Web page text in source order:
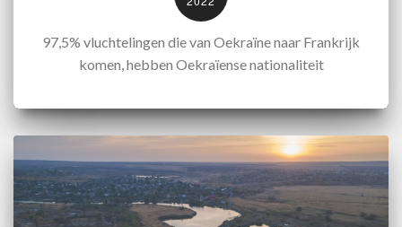
97,5% vluchtelingen die van Oekraïne naar Frankrijk
komen, hebben Oekraïense nationaliteit